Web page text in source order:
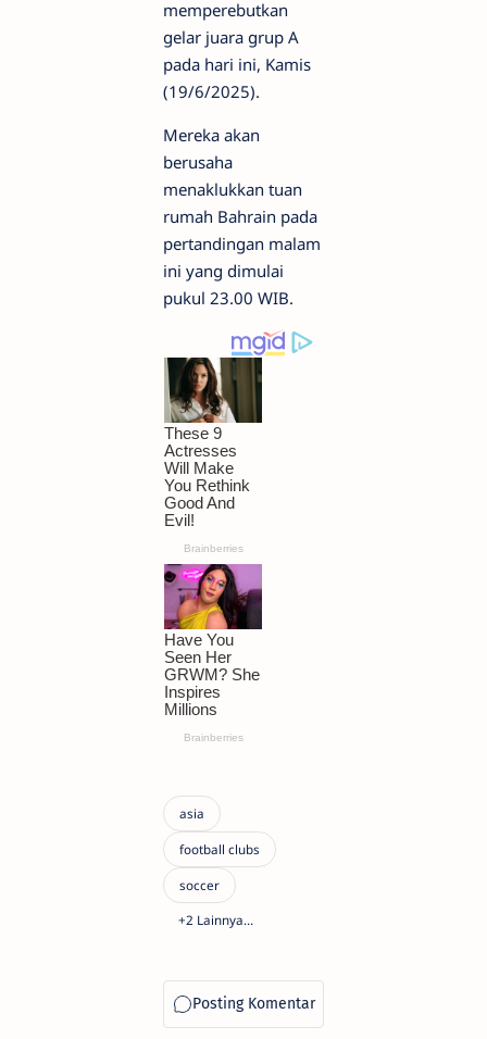
memperebutkan
gelar juara grup A
pada hari ini, Kamis
(19/6/2025).
Mereka akan
berusaha
menaklukkan tuan
rumah Bahrain pada
pertandingan malam
ini yang dimulai
pukul 23.00 WIB.